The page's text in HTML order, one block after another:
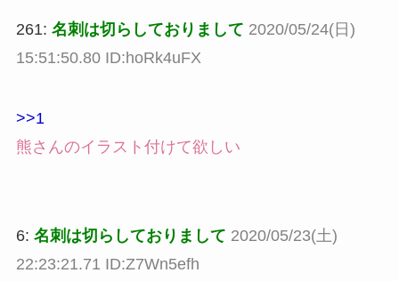
261: 名刺は切らしておりまして 2020/05/24(日)
15:51:50.80 ID:hoRk4uFX
>>1
熊さんのイラスト付けて欲しい
6: 名刺は切らしておりまして 2020/05/23(土)
22:23:21.71 ID:Z7Wn5efh